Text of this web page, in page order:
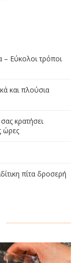
Εύκολοι τρόποι
και πλούσια
κρατήσει
ώρες
πίτα δροσερή